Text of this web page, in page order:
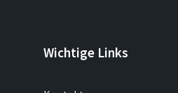
Wichtige Links